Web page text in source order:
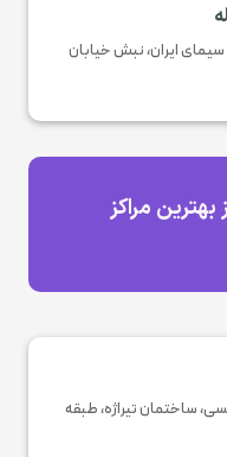
فاز ۵، خيابان سيمای ايران، نبش خيابان
مراکز
ساختمان تیراژه، طبقه